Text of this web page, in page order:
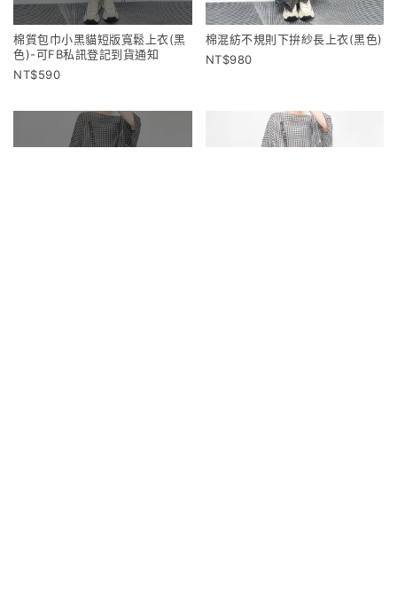
棉質包巾小黑貓短版寬鬆上衣(黑
色)-可FB私訊登記到貨通知
590
棉混紡不規則下拚紗長上衣(黑色)
980